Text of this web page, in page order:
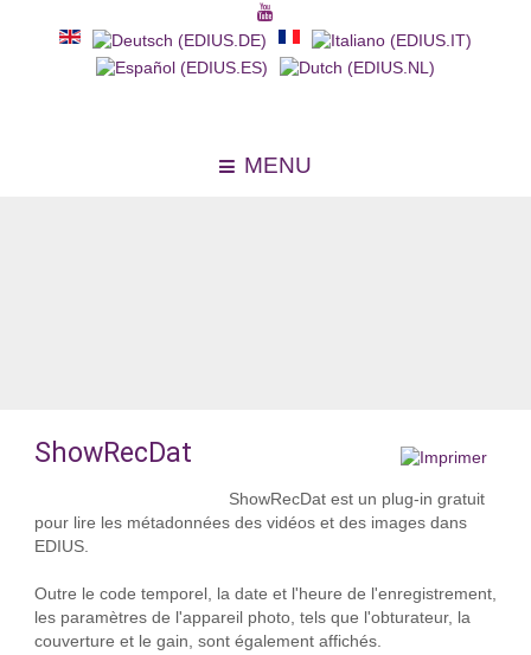
MENU
ShowRecDat
ShowRecDat est un plug-in gratuit
pour lire les métadonnées des vidéos et des images dans
EDIUS.
Outre le code temporel, la date et l'heure de l'enregistrement,
les paramètres de l'appareil photo, tels que l'obturateur, la
couverture et le gain, sont également affichés.